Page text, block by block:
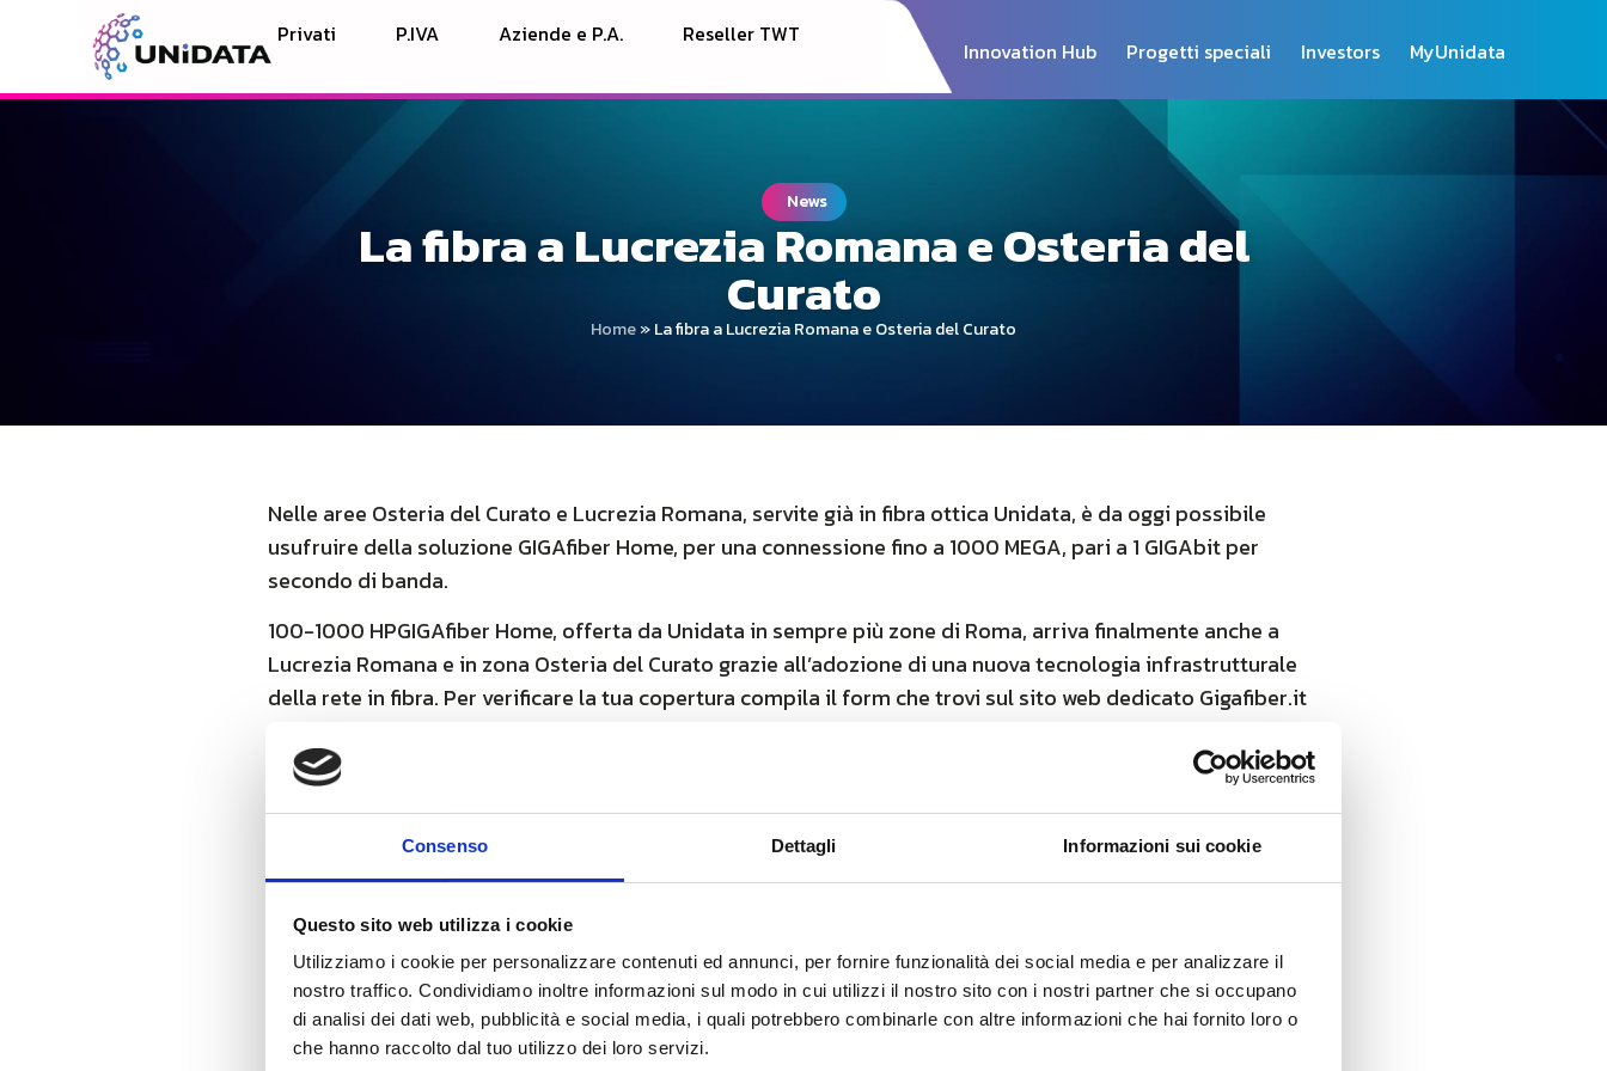
Consenso Dettagli Informazioni sui cookie
Questo sito web utilizza i cookie
Utilizziamo i cookie per personalizzare contenuti ed annunci, per fornire funzionalità dei social media e per analizzare il
nostro traffico. Condividiamo inoltre informazioni sul modo in cui utilizzi il nostro sito con i nostri partner che si occupano
di analisi dei dati web, pubblicità e social media, i quali potrebbero combinarle con altre informazioni che hai fornito loro o
che hanno raccolto dal tuo utilizzo dei loro servizi.
Privati P.IVA Aziende e P.A. Reseller TWT
Innovation Hub Progetti speciali Investors MyUnidata
News
La fibra a Lucrezia Romana e Osteria del
Curato
Home»La fibra a Lucrezia Romana e Osteria del Curato
Nelle aree Osteria del Curato e Lucrezia Romana, servite già in fibra ottica Unidata, è da oggi possibile
usufruire della soluzione GIGAfiber Home, per una connessione fino a 1000 MEGA, pari a 1 GIGAbit per
secondo di banda.
100-1000 HPGIGAfiber Home, offerta da Unidata in sempre più zone di Roma, arriva finalmente anche a
Lucrezia Romana e in zona Osteria del Curato grazie all’adozione di una nuova tecnologia infrastrutturale
della rete in fibra. Per verificare la tua copertura compila il form che trovi sul sito web dedicato Gigafiber.it
Nelle aree Osteria del Curato e Lucrezia Romana, servite già in fibra ottica Unidata, è da oggi possibile
usufruire della soluzione GIGAfiber Home, per una connessione fino a 1000 MEGA, pari a 1 GIGAbit per
secondo di banda.
100-1000 HPGIGAfiber Home, offerta da Unidata in sempre più zone di Roma, arriva finalmente anche a
della rete in fibra. Per verificare la tua copertura compila il form che trovi sul sito web dedicato Gigafiber.it
Scopri di più